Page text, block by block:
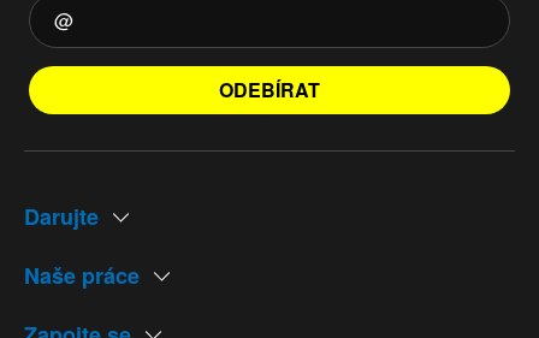
ODEBÍRAT
Darujte
Naše práce